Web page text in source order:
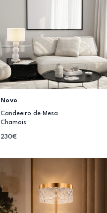
Novo
Candeeiro de Mesa
Chamois
230€